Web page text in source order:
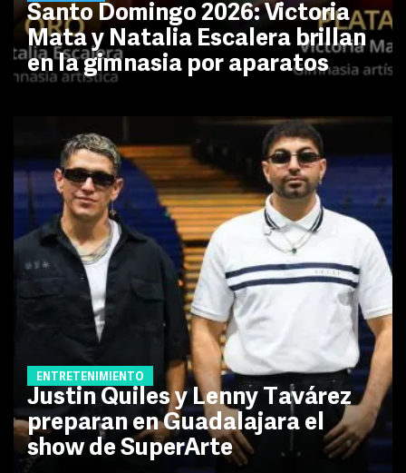
Santo Domingo 2026: Victoria
Mata y Natalia Escalera brillan
en la gimnasia por aparatos
ENTRETENIMIENTO
Justin Quiles y Lenny Tavárez
preparan en Guadalajara el
show de SuperArte